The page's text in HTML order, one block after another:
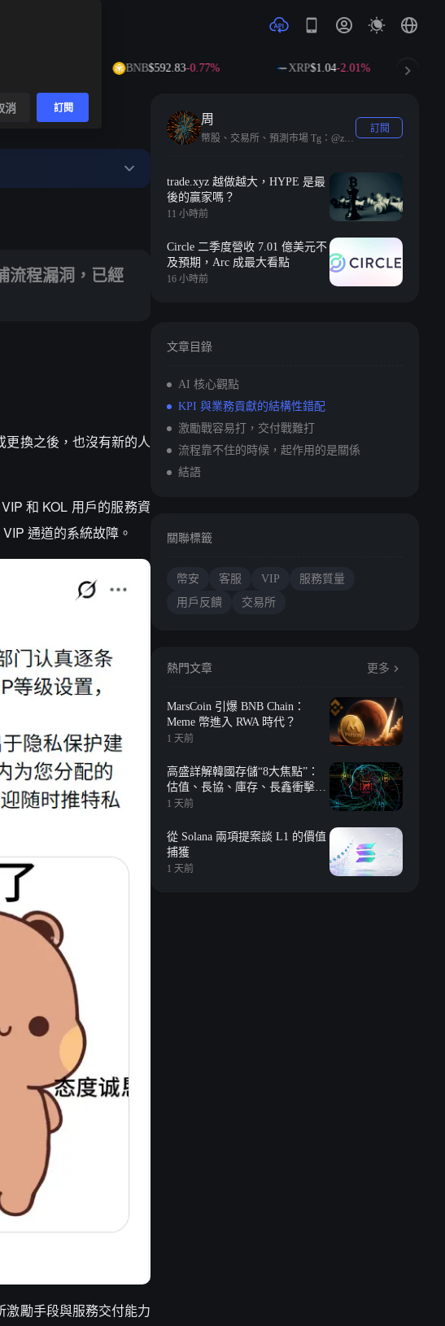
$592.83-0.77% $1.04-2.01%
流程漏洞，已經
換之後，也沒有新的人
和 KOL 用戶的服務資
通道的系統故障。
勵手段與服務交付能力
周
幣股、交易所、預測市場 Tg：@zhoui1111
訂閱
trade.xyz 越做越大，HYPE 是最
後的贏家嗎？
11 小時前
Circle 二季度營收 7.01 億美元不
及預期，Arc 成最大看點
16 小時前
文章目錄
AI 核心觀點
KPI 與業務貢獻的結構性錯配
激勵戰容易打，交付戰難打
流程靠不住的時候，起作用的是關係
結語
關聯標籤
幣安 客服 VIP
服務質量
用戶反饋
交易所
熱門文章 更多
MarsCoin 引爆 BNB Chain：
Meme 幣進入 RWA 時代？
1 天前
高盛詳解韓國存儲“8大焦點”：
估值、長協、庫存、長鑫衝擊、
回購等
1 天前
從 Solana 兩項提案談 L1 的價值
捕獲
1 天前
消 訂閱